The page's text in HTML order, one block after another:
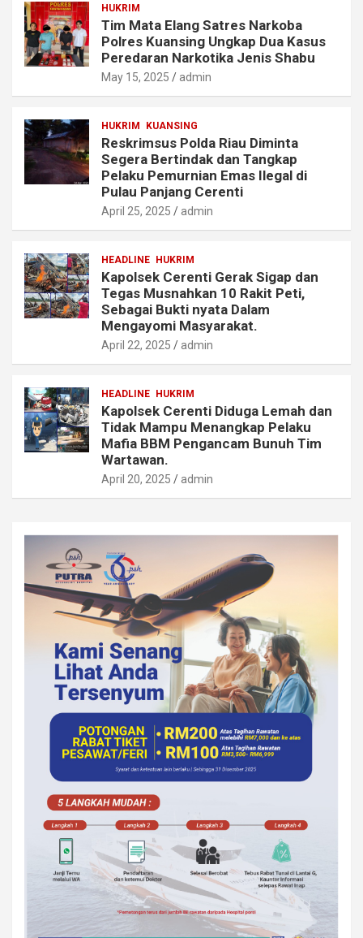
HUKRIM
Tim Mata Elang Satres Narkoba
Polres Kuansing Ungkap Dua Kasus
Peredaran Narkotika Jenis Shabu
May 15, 2025 admin
HUKRIM KUANSING
Reskrimsus Polda Riau Diminta
Segera Bertindak dan Tangkap
Pelaku Pemurnian Emas Ilegal di
Pulau Panjang Cerenti
April 25, 2025 admin
HEADLINE HUKRIM
Kapolsek Cerenti Gerak Sigap dan
Tegas Musnahkan 10 Rakit Peti,
Sebagai Bukti nyata Dalam
Mengayomi Masyarakat.
April 22, 2025 admin
HEADLINE HUKRIM
Kapolsek Cerenti Diduga Lemah dan
Tidak Mampu Menangkap Pelaku
Mafia BBM Pengancam Bunuh Tim
Wartawan.
April 20, 2025 admin